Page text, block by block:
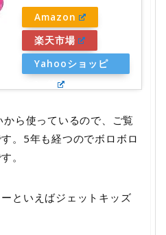
Amazon
楽天市場
Yahooショッピ
ら使っているので、ご覧
す。5年も経つのでボロボロ
。
といえばジェットキッズ
ホーム